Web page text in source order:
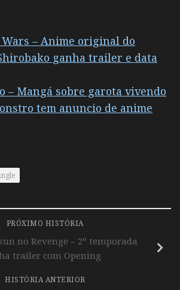
– Anime original do
ganha trailer e data
– Mangá sobre garota vivendo
tem anuncio de anime
PRÓXIMO HISTÓRIA
no Revenge – 2º temporada
trailer com Opening
HISTÓRIA ANTERIOR